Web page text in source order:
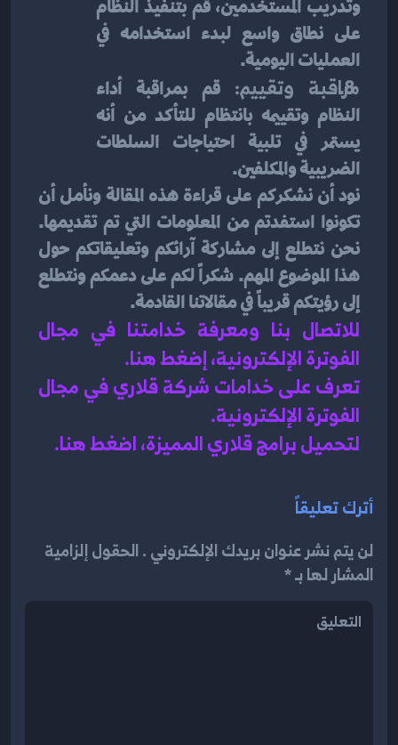
العمليات اليومية.
مراقبة وتقييم:
النظام وتقييمه بانتظام للتأكد من أنه
الضريبية والمكلفين.
إلى رؤيتكم قريباً في مقالاتنا القادمة.
الفوترة الإلكترونية، إضغط هنا.
تعرف على خدامات شركة قلاري في
الفوترة الإلكترونية.
لتحميل برامج قلاري المميزة، اضغط هنا.
أترك تعليقاً
لن يتم نشر عنوان بريدك الإلكتروني . الحقول إلزامية
المشار لها بـ *